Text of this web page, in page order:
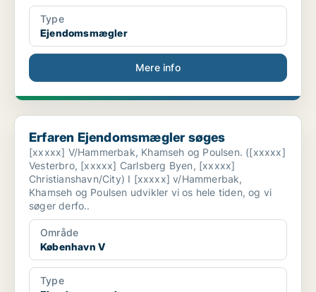
Type
Ejendomsmægler
Mere info
Erfaren Ejendomsmægler søges
Erfaren Ejendomsmægler søges
[xxxxx] V/Hammerbak, Khamseh og Poulsen. ([xxxxx]
Vesterbro, [xxxxx] Carlsberg Byen, [xxxxx]
Christianshavn/City) I [xxxxx] v/Hammerbak,
Khamseh og Poulsen udvikler vi os hele tiden, og vi
søger derfo..
Område
København V
Type